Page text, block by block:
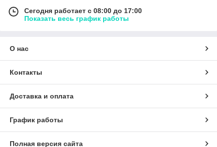
Сегодня работает с 08:00 до 17:00
Показать весь график работы
О нас
Контакты
Доставка и оплата
График работы
Полная версия сайта